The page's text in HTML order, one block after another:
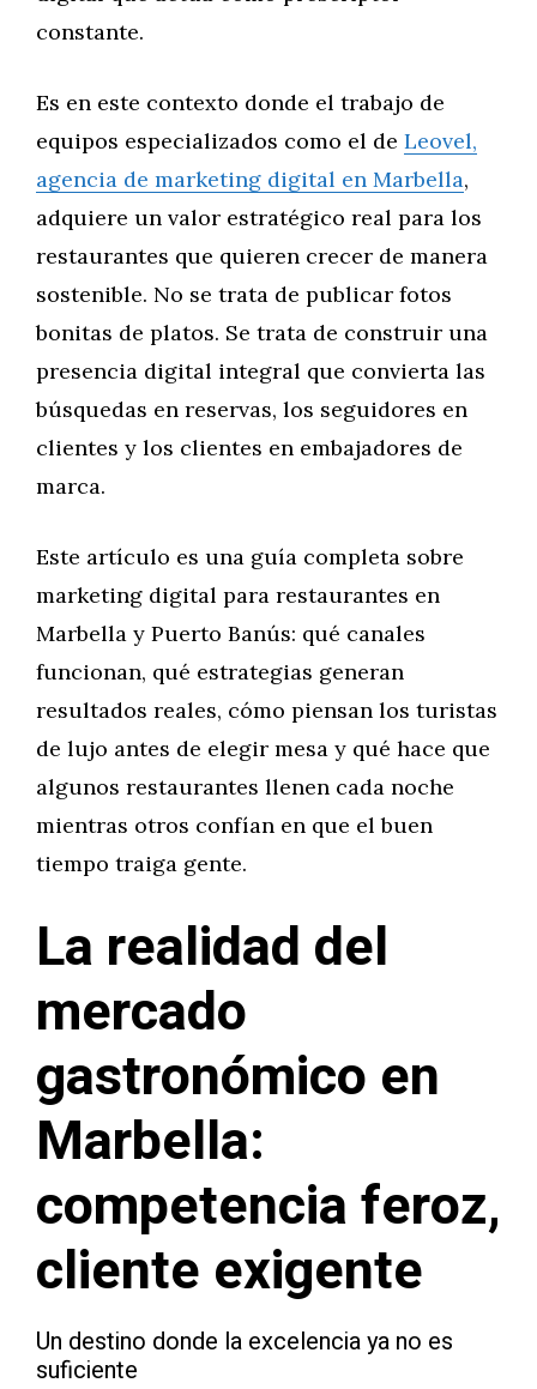
constante.
Es en este contexto donde el trabajo de
equipos especializados como el de Leovel,
agencia de marketing digital en Marbella,
adquiere un valor estratégico real para los
restaurantes que quieren crecer de manera
sostenible. No se trata de publicar fotos
bonitas de platos. Se trata de construir una
presencia digital integral que convierta las
búsquedas en reservas, los seguidores en
clientes y los clientes en embajadores de
marca.
Este artículo es una guía completa sobre
marketing digital para restaurantes en
Marbella y Puerto Banús: qué canales
funcionan, qué estrategias generan
resultados reales, cómo piensan los turistas
de lujo antes de elegir mesa y qué hace que
algunos restaurantes llenen cada noche
mientras otros confían en que el buen
tiempo traiga gente.
La realidad del
mercado
gastronómico en
Marbella:
competencia feroz,
cliente exigente
Un destino donde la excelencia ya no es
suficiente